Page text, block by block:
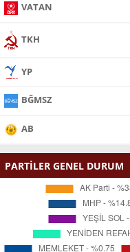
VATAN
TKH
YP
BĞMSZ
AB
PARTİLER GENEL DURUM